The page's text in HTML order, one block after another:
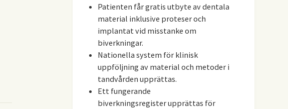
Patienten får gratis utbyte av dentala
material inklusive proteser och
implantat vid misstanke om
biverkningar.
Nationella system för klinisk
uppföljning av material och metoder i
tandvården upprättas.
Ett fungerande
biverkningsregister upprättas för